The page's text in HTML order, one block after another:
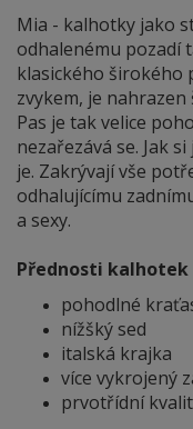
Mia - kalhotky jako
odhalenému pozadí
klasického širokého
zvykem, je
Pas je tak velice
nezařezává se. Jak
je. Zakrývají vše
odhalujícímu
a sexy.
Přednosti
pohodlné
nížšký sed
italská krajka
více vykrojený
prvotřídní